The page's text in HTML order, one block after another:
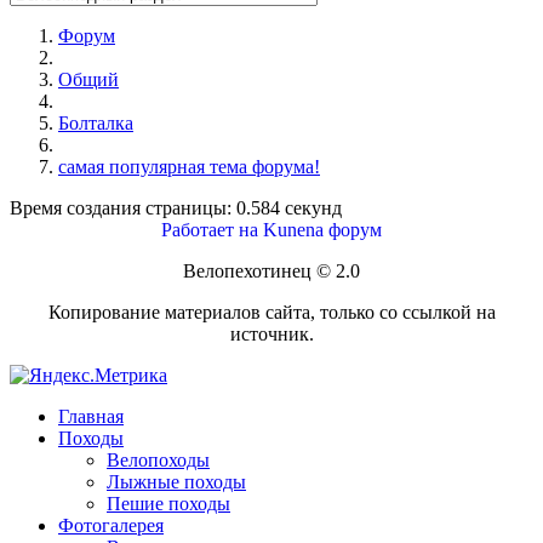
Форум
Общий
Болталка
самая популярная тема форума!
Время создания страницы: 0.584 секунд
Работает на Kunena форум
Велопехотинец © 2.0
Копирование материалов сайта, только со ссылкой на
источник.
Главная
Походы
Велопоходы
Лыжные походы
Пешие походы
Фотогалерея